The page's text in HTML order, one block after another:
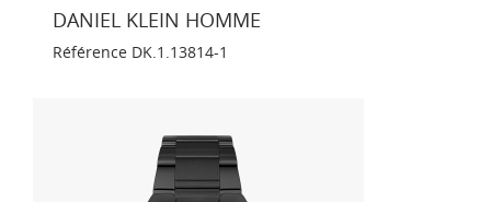
DANIEL KLEIN HOMME
Référence DK.1.13814-1